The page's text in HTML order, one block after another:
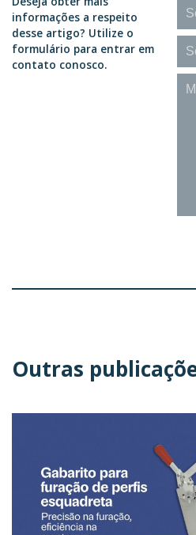
informações a respeito
desse artigo? Utilize o
formulário para entrar em
contato conosco.
Outras